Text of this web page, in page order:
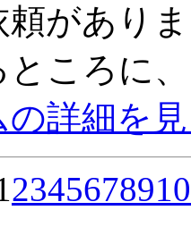
頼があり
ところに
の詳細を
2345678910